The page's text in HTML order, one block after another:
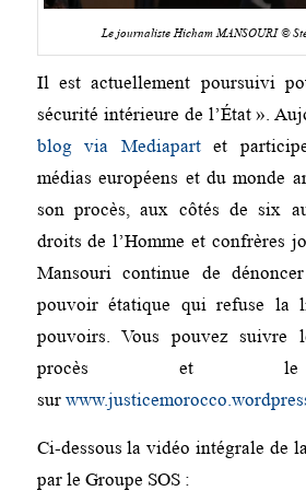
Le journaliste Hicham MANSOURI ©
Il est actuellement poursuivi
sécurité intérieure de l’État ».
blog via Mediapartet
médias européens et du monde
son procès, aux côtés de six
droits de l’Homme et confrères
Mansouri continue de
pouvoir étatique qui refuse la
pouvoirs. Vous pouvez suivre
procès et le
sur
Ci-dessous la vidéo intégrale de
par le Groupe SOS :